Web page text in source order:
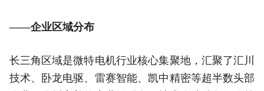
——企业区域分布
长三角区域是微特电机行业核心集聚地，汇聚了汇川
技术、卧龙电驱、雷赛智能、凯中精密等超半数头部